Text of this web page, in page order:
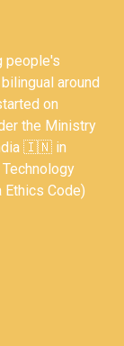
people's
around
on
the Ministry
🇮🇳 in
Code)